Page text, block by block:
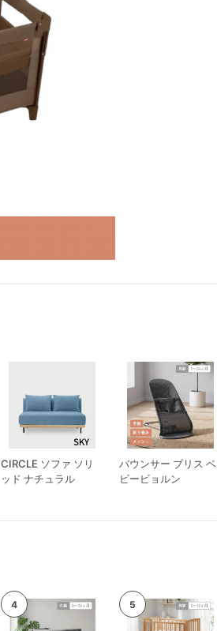
CIRCLE ソファ ソリ
ッド ナチュラル
バウンサー ブリス ベ
ビービョルン